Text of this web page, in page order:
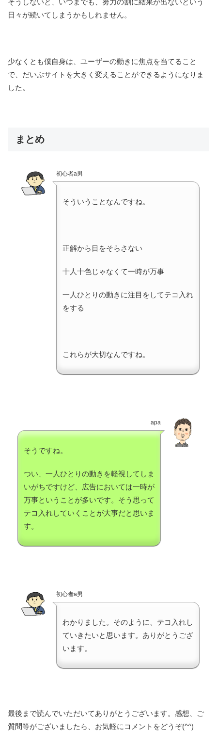
そうしないと、いつまでも、努力の割に結果が出ないという
日々が続いてしまうかもしれません。
少なくとも僕自身は、ユーザーの動きに焦点を当てること
で、だいぶサイトを大きく変えることができるようになりま
した。
まとめ
初心者a男
そういうことなんですね。
正解から目をそらさない
十人十色じゃなくて一時が万事
一人ひとりの動きに注目をしてテコ入れ
をする
これらが大切なんですね。
apa
そうですね。
つい、一人ひとりの動きを軽視してしま
いがちですけど、広告においては一時が
万事ということが多いです。そう思って
テコ入れしていくことが大事だと思いま
す。
初心者a男
わかりました。そのように、テコ入れし
ていきたいと思います。ありがとうござ
います。
最後まで読んでいただいてありがとうございます。感想、ご
質問等がございましたら、お気軽にコメントをどうぞ(^^)